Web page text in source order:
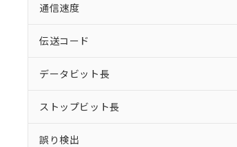
通信速度
伝送コード
データビット長
ストップビット長
誤り検出